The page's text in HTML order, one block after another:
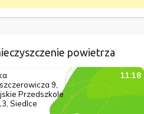
powietrza